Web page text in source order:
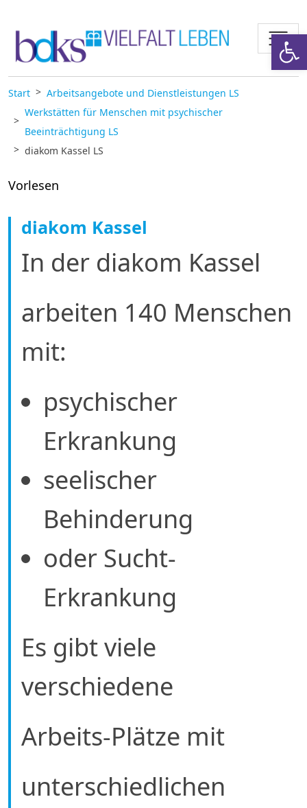
Start
Arbeitsangebote und Dienstleistungen LS
Werkstätten für Menschen mit psychischer
Beeinträchtigung LS
diakom Kassel LS
Vorlesen
diakom Kassel
In der diakom Kassel
arbeiten 140 Menschen
mit:
psychischer
Erkrankung
seelischer
Behinderung
oder Sucht-
Erkrankung
Es gibt viele
verschiedene
Arbeits-Plätze mit
unterschiedlichen